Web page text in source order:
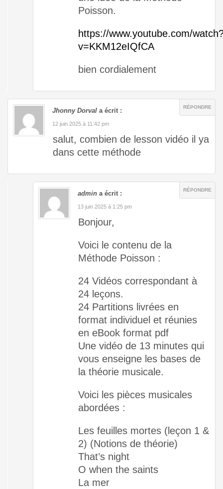
Poisson.
https://www.youtube.com/
v=KKM12eIQfCA
bien cordialement
Jhonny Dorval a écrit : RÉPONDRE
12 juin 2025 à 11:42 pm
salut, combien de lesson vidéo il ya
dans cette méthode
admin a écrit : RÉPONDRE
13 juin 2025 à 1:25 pm
Bonjour,
Voici le contenu de la
Méthode Poisson :
24 Vidéos correspondant à
24 leçons.
24 Partitions livrées en
format individuel et réunies
en eBook format pdf
Une vidéo de 13 minutes qui
vous enseigne les bases de
la théorie musicale.
Voici les pièces musicales
abordées :
Les feuilles mortes (leçon 1 &
2) (Notions de théorie)
That’s night
O when the saints
La mer